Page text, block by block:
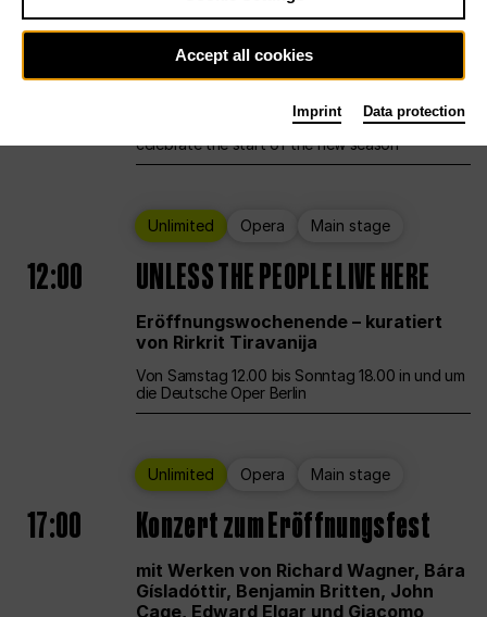
Ballet Main stage Staatsballett Berlin
12:00 Eröffnungswochenende
Deutsche Oper Berlin opens its doors to
celebrate the start of the new season
Unlimited Opera Main stage
12:00 UNLESS THE PEOPLE LIVE HERE
Eröffnungswochenende – kuratiert
von Rirkrit Tiravanija
Von Samstag 12.00 bis Sonntag 18.00 in und um
die Deutsche Oper Berlin
Unlimited Opera Main stage
17:00 Konzert zum Eröffnungsfest
mit Werken von Richard Wagner, Bára
Gísladóttir, Benjamin Britten, John
Cage, Edward Elgar und Giacomo
Accept all cookies
Imprint Data protection